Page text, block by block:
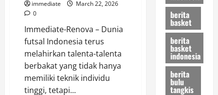
Steel
FC
immediate
March 22, 2026
0
Immediate-Renova – Dunia
futsal Indonesia terus
melahirkan talenta-talenta
berbakat yang tidak hanya
memiliki teknik individu
tinggi, tetapi...
berita
basket
berita
basket
indonesia
berita
bulu
tangkis